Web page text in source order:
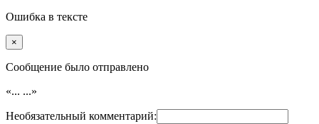
Ошибка в тексте
×
Cообщение было отправлено
«... ...»
Необязательный комментарий: